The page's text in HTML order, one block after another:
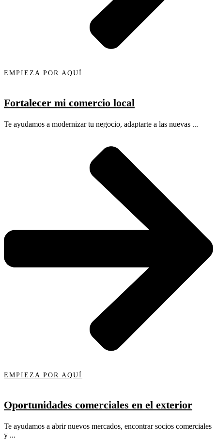
EMPIEZA POR AQUÍ
Fortalecer mi comercio local
Te ayudamos a modernizar tu negocio, adaptarte a las nuevas ...
EMPIEZA POR AQUÍ
Oportunidades comerciales en el exterior
Te ayudamos a abrir nuevos mercados, encontrar socios comerciales
y ...